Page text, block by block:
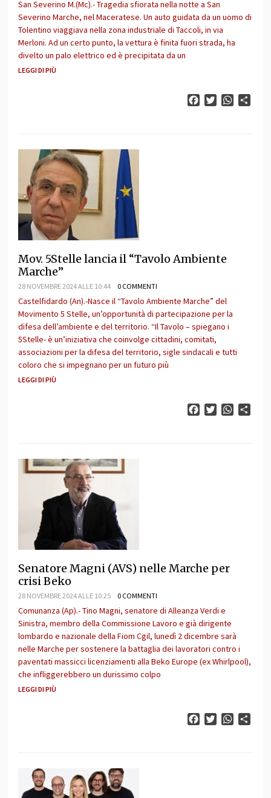
San Severino M.(Mc).- Tragedia sfiorata nella notte a San
Severino Marche, nel Maceratese. Un auto guidata da un uomo di
Tolentino viaggiava nella zona industriale di Taccoli, in via
Merloni. Ad un certo punto, la vettura è finita fuori strada, ha
divelto un palo elettrico ed è precipitata da un
LEGGI DI PIÙ
FacebookTwitter
Mov. 5Stelle lancia il “Tavolo Ambiente
Marche”
28 NOVEMBRE 2024 ALLE 10:44 0 COMMENTI
Castelfidardo (An).-Nasce il “Tavolo Ambiente Marche” del
Movimento 5 Stelle, un’opportunità di partecipazione per la
difesa dell’ambiente e del territorio. “Il Tavolo – spiegano i
5Stelle- è un’iniziativa che coinvolge cittadini, comitati,
associazioni per la difesa del territorio, sigle sindacali e tutti
coloro che si impegnano per un futuro più
LEGGI DI PIÙ
FacebookTwitter
Senatore Magni (AVS) nelle Marche per
crisi Beko
28 NOVEMBRE 2024 ALLE 10:25 0 COMMENTI
Comunanza (Ap).- Tino Magni, senatore di Alleanza Verdi e
Sinistra, membro della Commissione Lavoro e già dirigente
lombardo e nazionale della Fiom Cgil, lunedì 2 dicembre sarà
nelle Marche per sostenere la battaglia dei lavoratori contro i
paventati massicci licenziamenti alla Beko Europe (ex Whirlpool),
che infliggerebbero un durissimo colpo
LEGGI DI PIÙ
FacebookTwitter